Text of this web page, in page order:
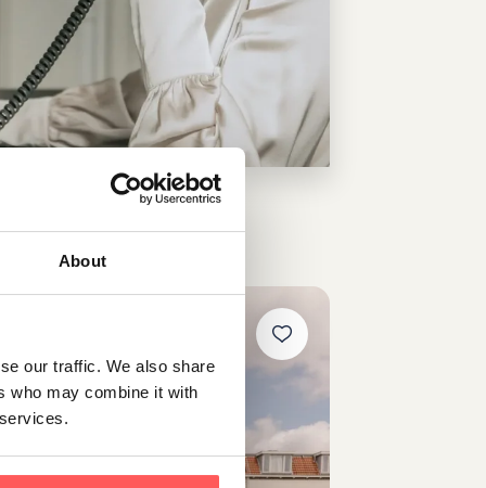
About
our traffic. We also share
who may combine it with